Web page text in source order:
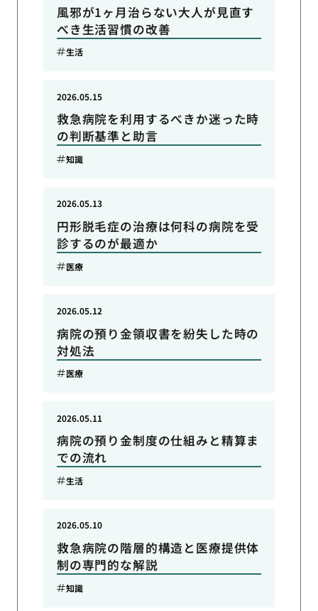
風邪が1ヶ月治らない大人が見直す
べき生活習慣の改善
生活
救急病院を利用するべきか迷った時
の判断基準と助言
2026.05.15
知識
円形脱毛症の治療は何科の病院を受
診するのが最適か
2026.05.13
医療
病院の預り金領収書を紛失した時の
対処法
2026.05.12
医療
病院の預り金制度の仕組みと精算ま
での流れ
2026.05.11
生活
救急病院の階層的構造と医療提供体
制の専門的な解説
2026.05.10
知識